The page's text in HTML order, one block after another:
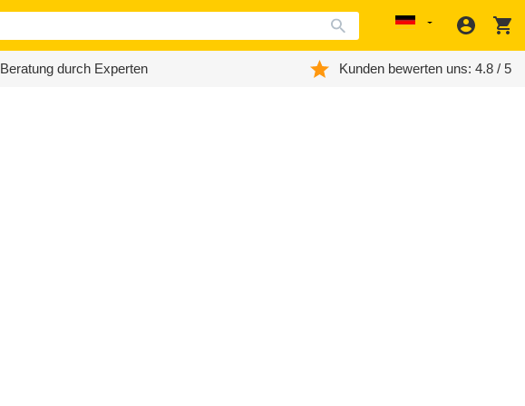
Localization
Beratung durch Experten Kunden bewerten uns: 4.8 / 5